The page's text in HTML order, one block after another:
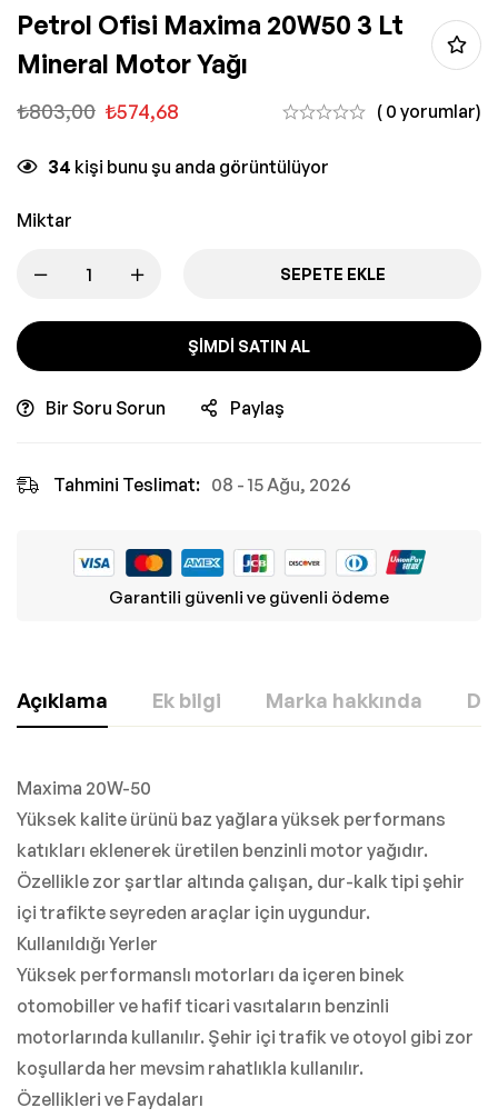
Petrol Ofisi Maxima 20W50 3 Lt
Mineral Motor Yağı
₺803,00 ₺574,68 ( 0 yorumlar)
34 kişi bunu şu anda görüntülüyor
Miktar
SEPETE EKLE
ŞIMDI SATIN AL
Bir Soru Sorun Paylaş
Tahmini Teslimat: 08 - 15 Ağu, 2026
Garantili güvenli ve güvenli ödeme
Açıklama Ek bilgi Marka hakkında
Maxima 20W-50
Yüksek kalite ürünü baz yağlara yüksek performans
katıkları eklenerek üretilen benzinli motor yağıdır.
Özellikle zor şartlar altında çalışan, dur-kalk tipi şehir
içi trafikte seyreden araçlar için uygundur.
Kullanıldığı Yerler
Yüksek performanslı motorları da içeren binek
otomobiller ve hafif ticari vasıtaların benzinli
motorlarında kullanılır. Şehir içi trafik ve otoyol gibi zor
koşullarda her mevsim rahatlıkla kullanılır.
Özellikleri ve Faydaları